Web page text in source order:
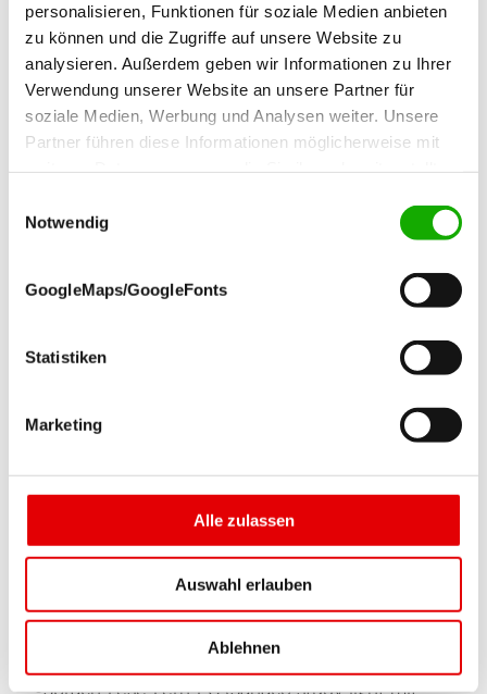
personalisieren, Funktionen für soziale Medien anbieten
zu können und die Zugriffe auf unsere Website zu
analysieren. Außerdem geben wir Informationen zu Ihrer
Verwendung unserer Website an unsere Partner für
soziale Medien, Werbung und Analysen weiter. Unsere
Partner führen diese Informationen möglicherweise mit
gesammelt haben.
Notwendig
GoogleMaps/GoogleFonts
Statistiken
Marketing
Alle zulassen
Auswahl erlauben
Ablehnen
Leihgeräte - Folgende Geräte stehen zur Ausleihe
bereit
•Beamer
•Digitaler Fotoapparat, Digitale Videokamera
•Lautsprecherboxen, Megafon
•Overhead
Rückprojektionsleinwand
•Stativmaterial / Projektionstisch
•Trickbox mit Camcorder-Verstärker und
Soundsystem incl. 2 Funkmikrofone
Nur für Schulen verfügbar: